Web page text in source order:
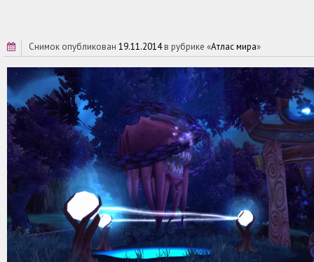
снимок опубликован 19.11.2014в рубрике «Атлас мира»